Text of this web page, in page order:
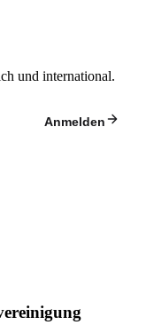
und international.
Anmelden